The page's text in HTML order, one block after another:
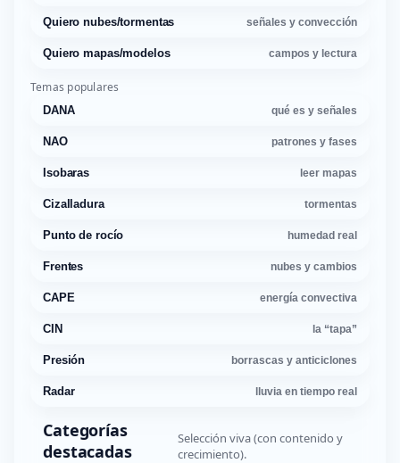
Quiero nubes/tormentas señales y convección
Quiero mapas/modelos campos y lectura
Temas populares
DANA qué es y señales
NAO patrones y fases
Isobaras leer mapas
Cizalladura tormentas
Punto de rocío humedad real
Frentes nubes y cambios
CAPE energía convectiva
CIN la “tapa”
Presión borrascas y anticiclones
Radar lluvia en tiempo real
Categorías
destacadas
Selección viva (con contenido y
crecimiento).